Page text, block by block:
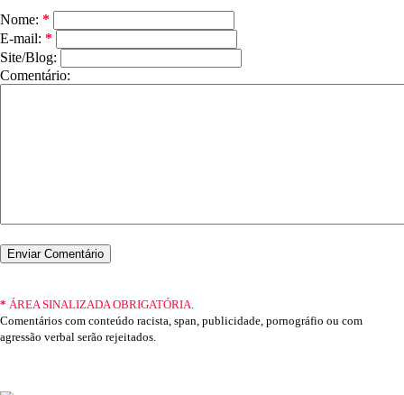
Nome: *
E-mail: *
Site/Blog:
Comentário:
* ÁREA SINALIZADA OBRIGATÓRIA.
Comentários com conteúdo racista, span, publicidade, pornográfio ou com
agressão verbal serão rejeitados.